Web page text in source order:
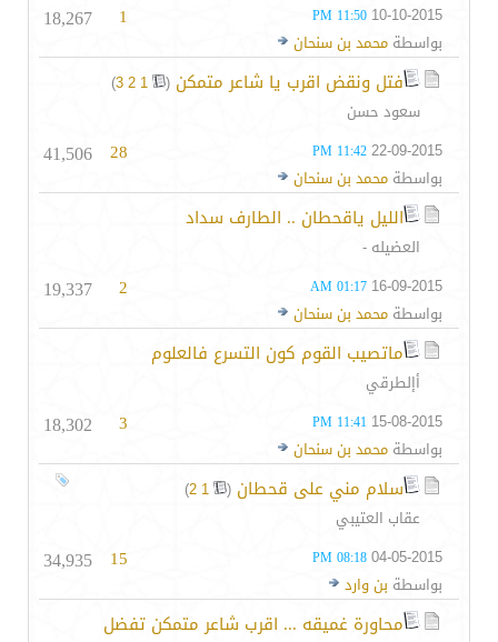
10-10-2015
11:50 PM
بواسطة محمد بن سنحان
1
18,267
فتل ونقض اقرب يا شاعر متمكن (
1
2
3
)
سعود حسن
22-09-2015
11:42 PM
بواسطة محمد بن سنحان
28
41,506
الليل ياقحطان .. الطارف سداد
العضيله -
16-09-2015
01:17 AM
بواسطة محمد بن سنحان
2
19,337
ماتصيب القوم كون التسرع فالعلوم
أإلطرقي
15-08-2015
11:41 PM
بواسطة محمد بن سنحان
3
18,302
سلام مني على قحطان (
1
2
)
عقاب العتيبي
04-05-2015
08:18 PM
بواسطة بن وارد
15
34,935
محاورة غميقه ... اقرب شاعر متمكن تفضل